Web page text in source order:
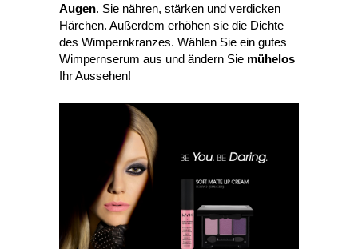
Augen. Sie nähren, stärken und verdicken
Härchen. Außerdem erhöhen sie die Dichte
des Wimpernkranzes. Wählen Sie ein gutes
Wimpernserum aus und ändern Sie mühelos
Ihr Aussehen!